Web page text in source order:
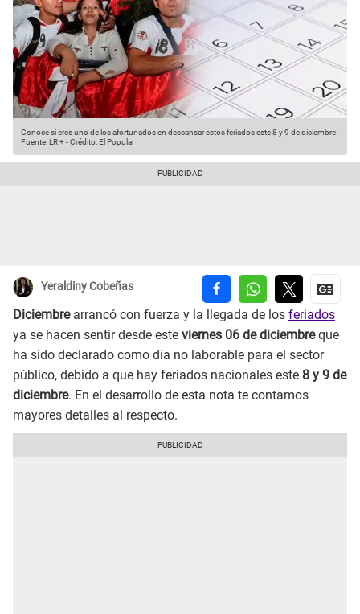
Conoce si eres uno de los afortunados en descansar estos feriados este 8 y 9 de diciembre.
Fuente: LR +-Crédito: El Popular
Yeraldiny Cobeñas
Diciembre arrancó con fuerza y la llegada de los feriados
ya se hacen sentir desde este viernes 06 de diciembreque
ha sido declarado como día no laborable para el sector
público, debido a que hay feriados nacionales este 8 y 9 de
diciembre. En el desarrollo de esta nota te contamos
mayores detalles al respecto.